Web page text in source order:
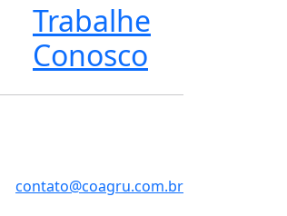
Trabalhe
Conosco
contato@coagru.com.br